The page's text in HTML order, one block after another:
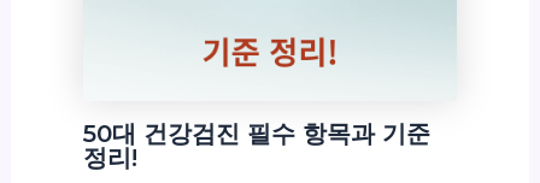
50대 건강검진 필수 항목과 기준
정리!